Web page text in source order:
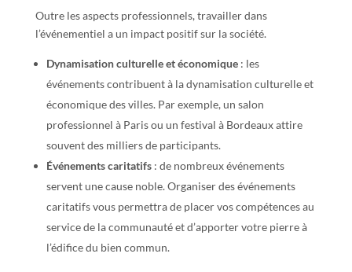
Outre les aspects professionnels, travailler dans
l’événementiel a un impact positif sur la société.
Dynamisation culturelle et économique: les
événements contribuent à la dynamisation culturelle et
économique des villes. Par exemple, un salon
professionnel à Paris ou un festival à Bordeaux attire
souvent des milliers de participants.
Événements caritatifs: de nombreux événements
servent une cause noble. Organiser des événements
caritatifs vous permettra de placer vos compétences au
service de la communauté et d’apporter votre pierre à
l’édifice du bien commun.